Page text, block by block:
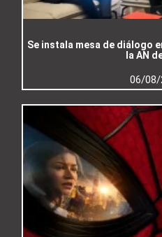
Se instala mesa de diálogo
la AN
06/08/